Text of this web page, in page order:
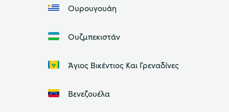
Ουρουγουάη
Ουζμπεκιστάν
Άγιος Βικέντιος Και Γρεναδίνες
Βενεζουέλα